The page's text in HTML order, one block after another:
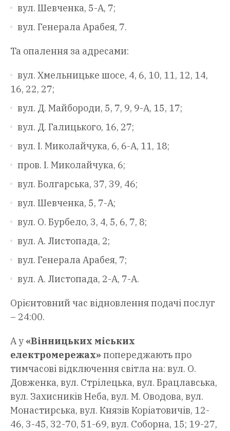
вул. Шевченка, 5-А, 7;
вул. Генерала Арабея, 7.
Та опалення за адресами:
вул. Хмельницьке шосе, 4, 6, 10, 11, 12, 14,
16, 22, 27;
вул. Д. Майбороди, 5, 7, 9, 9-А, 15, 17;
вул. Д. Галицького, 16, 27;
вул. І. Миколайчука, 6, 6-А, 11, 18;
пров. І. Миколайчука, 6;
вул. Болгарська, 37, 39, 46;
вул. Шевченка, 5, 7-А;
вул. О. Бурбело, 3, 4, 5, 6, 7, 8;
вул. А. Листопада, 2;
вул. Генерала Арабея, 7;
вул. А. Листопада, 2-А, 7-А.
Орієнтовний час відновлення подачі послуг
– 24:00.
А у «Вінницьких міських
електромережах» попереджають про
тимчасові відключення світла на: вул. О.
Довженка, вул. Стрілецька, вул. Брацлавська,
вул. Захисників Неба, вул. М. Оводова, вул.
Монастирська, вул. Князів Коріатовичів, 12-
46, 3-45, 32-70, 51-69, вул. Соборна, 15; 19-27,